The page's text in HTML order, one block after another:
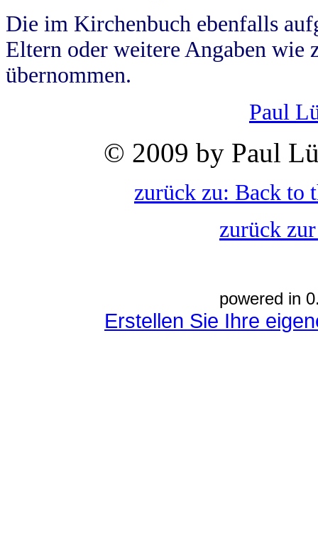
Die im Kirchenbuch ebenfalls
Eltern oder weitere Angaben wie
übernommen.
Paul
© 2009 by Paul
zurück zu: Back to
zurück
powered in
Erstellen Sie Ihre